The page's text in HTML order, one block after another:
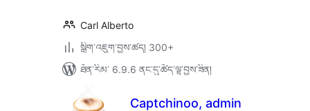
Carl Alberto
སྒྲིག་འཇུག་བྱས་ཚད། 300+
ཐོན་རིམ་ 6.9.6 ནང་དུ་ཚོད་ལྟ་བྱས་ཟིན།
Captchinoo, admin